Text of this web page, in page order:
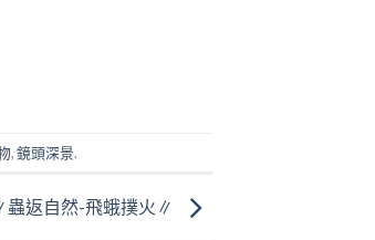
,鏡頭深景.
蟲返自然-飛蛾撲火∥